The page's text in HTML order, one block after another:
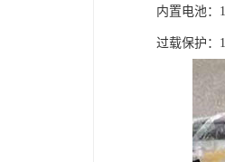
内置电池：
过载保护：